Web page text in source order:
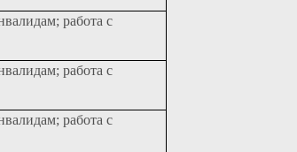
работа с
работа с
работа с